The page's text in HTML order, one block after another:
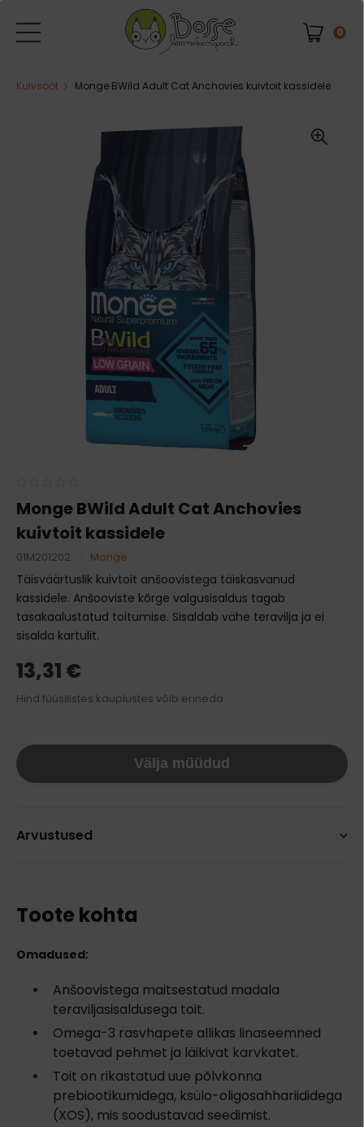
0
Kuivsööt Monge BWild Adult Cat Anchovies kuivtoit kassidele
Monge BWild Adult Cat Anchovies
kuivtoit kassidele
01M201202 Monge
Täisväärtuslik kuivtoit anšoovistega täiskasvanud
kassidele. Anšooviste kõrge valgusisaldus tagab
tasakaalustatud toitumise. Sisaldab vähe teravilja ja ei
sisalda kartulit.
13,31 €
Hind füüsilistes kauplustes võib erineda.
Välja müüdud
Arvustused
Toote kohta
Omadused:
Anšoovistega maitsestatud madala
teraviljasisaldusega toit.
Omega-3 rasvhapete allikas linaseemned
toetavad pehmet ja läikivat karvkatet.
Toit on rikastatud uue põlvkonna
prebiootikumidega, ksülo-oligosahhariididega
(XOS), mis soodustavad seedimist.